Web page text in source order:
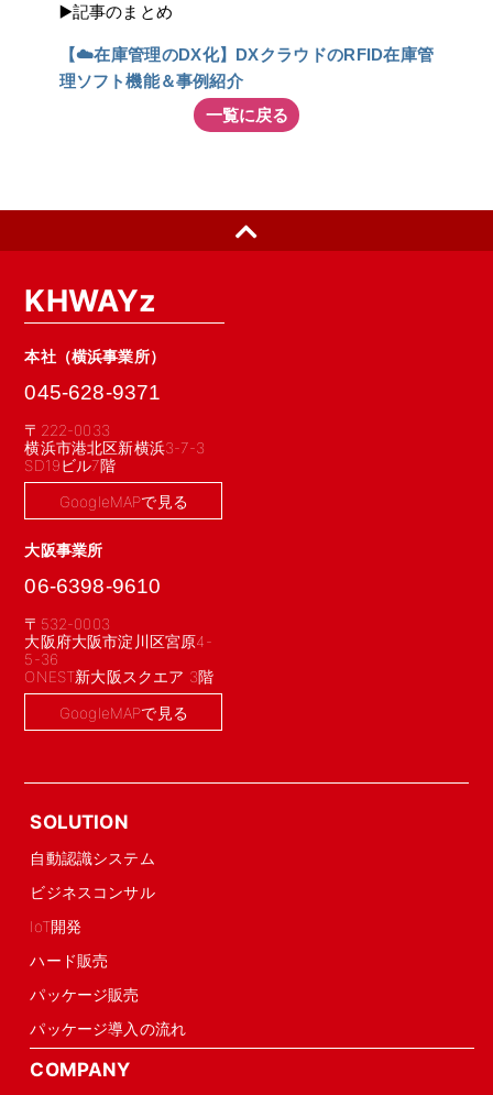
▶️記事のまとめ
【☁️在庫管理のDX化】DXクラウドのRFID在庫管
理ソフト機能＆事例紹介
一覧に戻る
KHWAYz
本社（横浜事業所）
045-628-9371
〒222-0033
横浜市港北区新横浜3-7-3
SD19ビル7階
GoogleMAPで見る
大阪事業所
06-6398-9610
〒532-0003
大阪府大阪市淀川区宮原4-
5-36
ONEST新大阪スクエア 3階
GoogleMAPで見る
SOLUTION
自動認識システム
ビジネスコンサル
IoT開発
ハード販売
パッケージ販売
パッケージ導入の流れ
COMPANY